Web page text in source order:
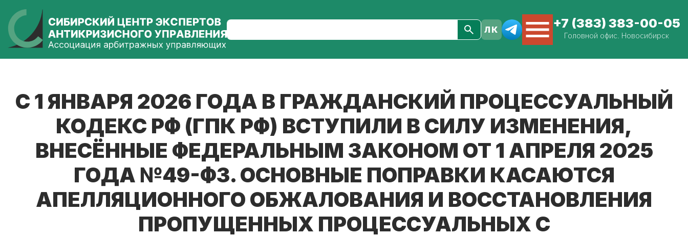
+7 (383) 383-00-05
Головной офис. Новосибирск
С 1 ЯНВАРЯ 2026 ГОДА В ГРАЖДАНСКИЙ ПРОЦЕССУАЛЬНЫЙ
КОДЕКС РФ (ГПК РФ) ВСТУПИЛИ В СИЛУ ИЗМЕНЕНИЯ,
ВНЕСЁННЫЕ ФЕДЕРАЛЬНЫМ ЗАКОНОМ ОТ 1 АПРЕЛЯ 2025
ГОДА №49-ФЗ. ОСНОВНЫЕ ПОПРАВКИ КАСАЮТСЯ
АПЕЛЛЯЦИОННОГО ОБЖАЛОВАНИЯ И ВОССТАНОВЛЕНИЯ
ПРОПУЩЕННЫХ ПРОЦЕССУАЛЬНЫХ С